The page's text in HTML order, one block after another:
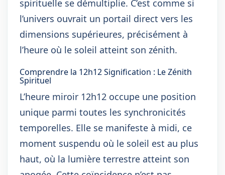
spirituelle se démultiplie. C’est comme si
l’univers ouvrait un portail direct vers les
dimensions supérieures, précisément à
l’heure où le soleil atteint son zénith.
Comprendre la 12h12 Signification : Le Zénith
Spirituel
L’heure miroir 12h12 occupe une position
unique parmi toutes les synchronicités
temporelles. Elle se manifeste à midi, ce
moment suspendu où le soleil est au plus
haut, où la lumière terrestre atteint son